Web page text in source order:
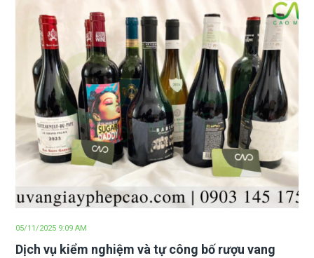
05/11/2025 9:09 AM
Dịch vụ kiểm nghiệm và tự công bố rượu vang